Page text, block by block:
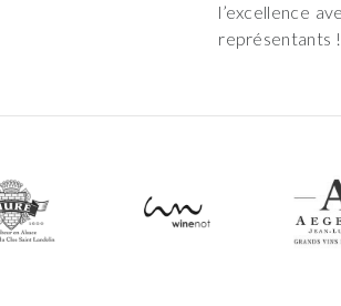
l’excellence
représentants !